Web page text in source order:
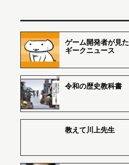
ゲーム開発者が見た
ギークニュース
令和の歴史教科書
教えて川上先生